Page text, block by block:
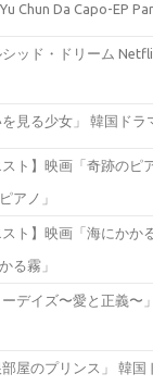
Da Capo-EP
韓国ドラ
アノ」
る霧」
韓国